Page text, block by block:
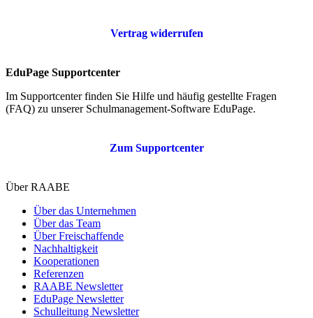
Vertrag widerrufen
EduPage Supportcenter
Im Supportcenter finden Sie Hilfe und häufig gestellte Fragen
(FAQ) zu unserer Schulmanagement-Software EduPage.
Zum Supportcenter
Über RAABE
Über das Unternehmen
Über das Team
Über Freischaffende
Nachhaltigkeit
Kooperationen
Referenzen
RAABE Newsletter
EduPage Newsletter
Schulleitung Newsletter